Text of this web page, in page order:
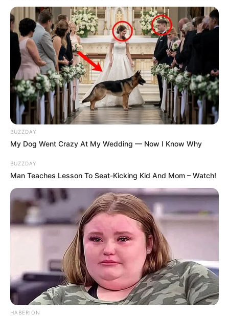
BUZZDAY
My Dog Went Crazy At My Wedding — Now I Know Why
BUZZDAY
Man Teaches Lesson To Seat-Kicking Kid And Mom – Watch!
HABERION